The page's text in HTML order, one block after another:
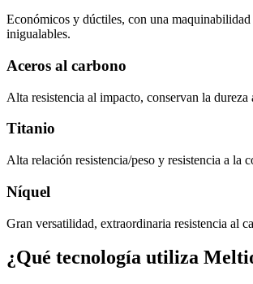
Económicos y dúctiles, con una
inigualables.
Aceros al carbono
Alta resistencia al impacto, conservan la dureza
Titanio
Alta relación resistencia/peso y resistencia a la
Níquel
Gran versatilidad, extraordinaria resistencia al
¿Qué tecnología utiliza